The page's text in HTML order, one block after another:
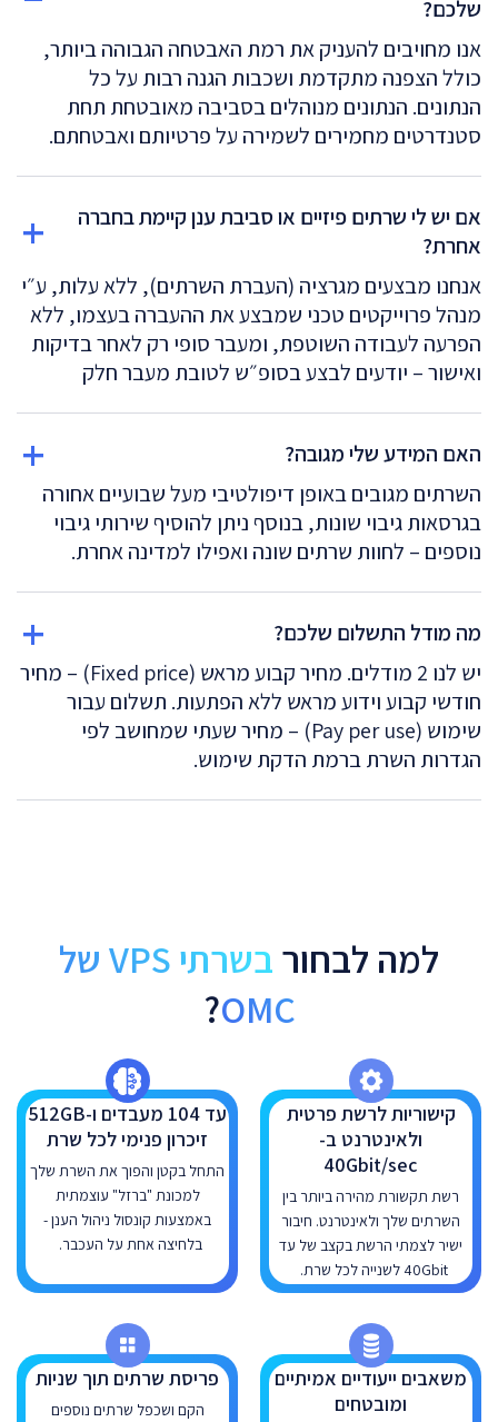
שלכם?
אנו מחויבים להעניק את רמת האבטחה הגבוהה ביותר,
כולל הצפנה מתקדמת ושכבות הגנה רבות על כל
הנתונים. הנתונים מנוהלים בסביבה מאובטחת תחת
סטנדרטים מחמירים לשמירה על פרטיותם ואבטחתם.
אם יש לי שרתים פיזיים או סביבת ענן קיימת בחברה
אחרת?
אנחנו מבצעים מגרציה (העברת השרתים), ללא עלות, ע״י
מנהל פרוייקטים טכני שמבצע את ההעברה בעצמו, ללא
הפרעה לעבודה השוטפת, ומעבר סופי רק לאחר בדיקות
ואישור – יודעים לבצע בסופ״ש לטובת מעבר חלק
האם המידע שלי מגובה?
השרתים מגובים באופן דיפולטיבי מעל שבועיים אחורה
בגרסאות גיבוי שונות, בנוסף ניתן להוסיף שירותי גיבוי
נוספים – לחוות שרתים שונה ואפילו למדינה אחרת.
מה מודל התשלום שלכם?
יש לנו 2 מודלים. מחיר קבוע מראש (Fixed price) – מחיר
חודשי קבוע וידוע מראש ללא הפתעות. תשלום עבור
שימוש (Pay per use) – מחיר שעתי שמחושב לפי
הגדרות השרת ברמת הדקת שימוש.
למה לבחור
בשרתי VPS של
OMC
?
קישוריות לרשת פרטית
ולאינטרנט ב-
40Gbit/sec
רשת תקשורת מהירה ביותר בין
השרתים שלך ולאינטרנט. חיבור
ישיר לצמתי הרשת בקצב של עד
40Gbit לשנייה לכל שרת.
עד 104 מעבדים ו-512GB
זיכרון פנימי לכל שרת
התחל בקטן והפוך את השרת שלך
למכונת "ברזל" עוצמתית
באמצעות קונסול ניהול הענן -
בלחיצה אחת על העכבר.
משאבים ייעודיים אמיתיים
ומובטחים
פריסת שרתים תוך שניות
הקם ושכפל שרתים נוספים